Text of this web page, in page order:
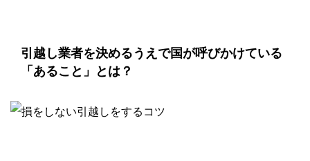
引越し業者を決めるうえで国が呼びかけている
「あること」とは？